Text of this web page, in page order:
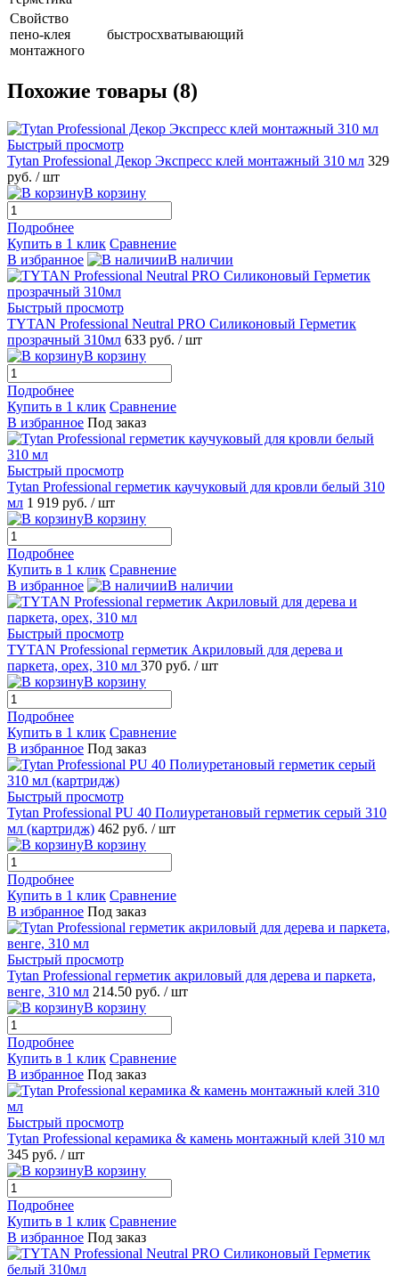
Свойство
пено-клея
монтажного
быстросхватывающий
Похожие товары (8)
Быстрый просмотр
Tytan Professional Декор Экспресс клей монтажный 310 мл 329
руб. / шт
В корзину
Подробнее
Купить в 1 клик Сравнение
В избранное
В наличии
Быстрый просмотр
TYTAN Professional Neutral PRO Силиконовый Герметик
прозрачный 310мл 633 руб. / шт
В корзину
Подробнее
Купить в 1 клик Сравнение
В избранное Под заказ
Быстрый просмотр
Tytan Professional герметик каучуковый для кровли белый 310
мл 1 919 руб. / шт
В корзину
Подробнее
Купить в 1 клик Сравнение
В избранное
В наличии
Быстрый просмотр
TYTAN Professional герметик Акриловый для дерева и
паркета, орех, 310 мл 370 руб. / шт
В корзину
Подробнее
Купить в 1 клик Сравнение
В избранное Под заказ
Быстрый просмотр
Tytan Professional PU 40 Полиуретановый герметик серый 310
мл (картридж) 462 руб. / шт
В корзину
Подробнее
Купить в 1 клик Сравнение
В избранное Под заказ
Быстрый просмотр
Tytan Professional герметик акриловый для дерева и паркета,
венге, 310 мл 214.50 руб. / шт
В корзину
Подробнее
Купить в 1 клик Сравнение
В избранное Под заказ
Быстрый просмотр
Tytan Professional керамикa & камень монтажный клей 310 мл
345 руб. / шт
В корзину
Подробнее
Купить в 1 клик Сравнение
В избранное Под заказ